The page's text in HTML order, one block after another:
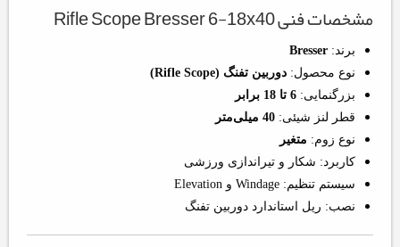
مشخصات فنی Rifle Scope Bresser 6-18x40
برند: Bresser
نوع محصول: دوربین تفنگ (Rifle Scope)
بزرگنمایی: 6 تا 18 برابر
قطر لنز شیئی: 40 میلی‌متر
نوع زوم: متغیر
کاربرد: شکار و تیراندازی ورزشی
سیستم تنظیم: Windage و Elevation
نصب: ریل استاندارد دوربین تفنگ